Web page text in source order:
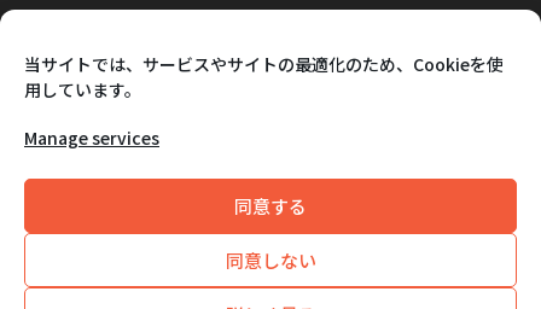
当サイトでは、サービスやサイトの最適化のため、Cookieを使
用しています。
Manage services
同意する
同意しない
情報
セゴビア観光局2026年日本公式サイト世界遺産セ
ゴビアへようこそ！ 個人情報保護方針詳細と旅行